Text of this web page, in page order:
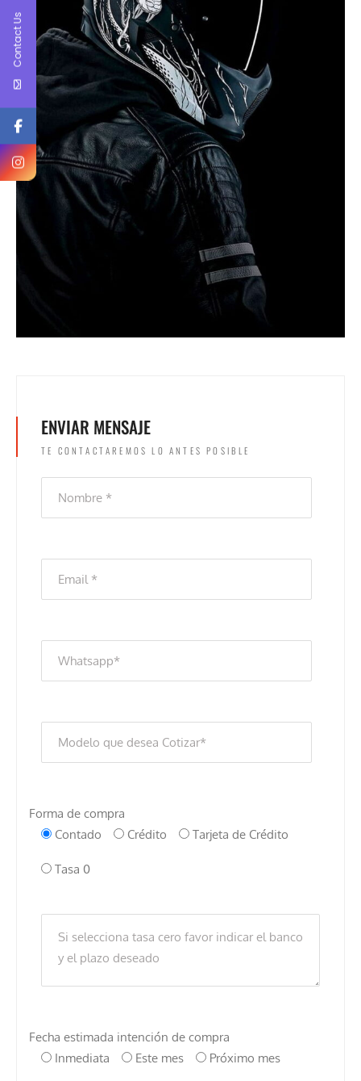
ENVIAR MENSAJE
TE CONTACTAREMOS LO ANTES POSIBLE
Forma de compra
Contado
Crédito Tarjeta de Crédito
Tasa 0
Fecha estimada intención de compra
Inmediata
Este mes Próximo mes
Contact Us